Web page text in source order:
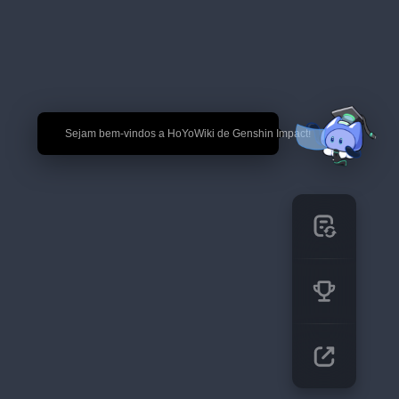
🎉 Sejam bem-vindos a HoYoWiki de Genshin Impact!